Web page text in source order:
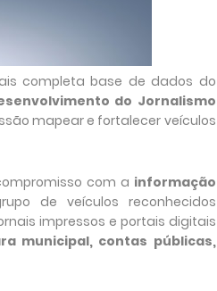
completa base de dados do
do Jornalismo
mapear e fortalecer veículos
com a informação
de veículos reconhecidos
impressos e portais digitais
municipal, contas públicas,